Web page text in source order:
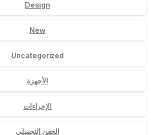
Design
New
Uncategorized
الأجهزة
الإجراءات
الحقن التجميلي